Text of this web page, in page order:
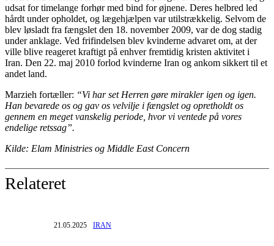
udsat for timelange forhør med bind for øjnene. Deres helbred led
hårdt under opholdet, og lægehjælpen var utilstrækkelig. Selvom de
blev løsladt fra fængslet den 18. november 2009, var de dog stadig
under anklage. Ved frifindelsen blev kvinderne advaret om, at der
ville blive reageret kraftigt på enhver fremtidig kristen aktivitet i
Iran. Den 22. maj 2010 forlod kvinderne Iran og ankom sikkert til et
andet land.
Marzieh fortæller: “Vi har set Herren gøre mirakler igen og igen.
Han bevarede os og gav os velvilje i fængslet og opretholdt os
gennem en meget vanskelig periode, hvor vi ventede på vores
endelige retssag”.
Kilde: Elam Ministries og Middle East Concern
Relateret
21.05.2025 IRAN